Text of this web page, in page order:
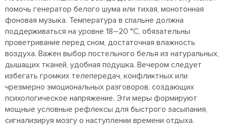
помочь генератор белого шума или тихая, монотонная
фоновая музыка. Температура в спальне должна
поддерживаться на уровне 18–20 °C, обязательны
проветривание перед сном, достаточная влажность
воздуха. Важен выбор постельного белья из натуральных,
дышащих тканей, удобная подушка. Вечером следует
избегать громких телепередач, конфликтных или
чрезмерно эмоциональных разговоров, создающих
психологическое напряжение. Эти меры формируют
мощные условные рефлексы для быстрого засыпания,
сигнализируя мозгу о наступлении времени отдыха.